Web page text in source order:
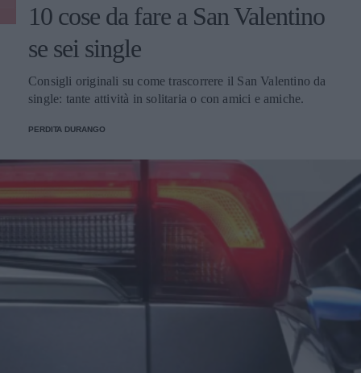
10 cose da fare a San Valentino
se sei single
Consigli originali su come trascorrere il San Valentino da
single: tante attività in solitaria o con amici e amiche.
PERDITA DURANGO